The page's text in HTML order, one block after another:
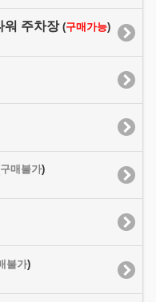
워 주차장 (구매가능)
구매불가)
불가)